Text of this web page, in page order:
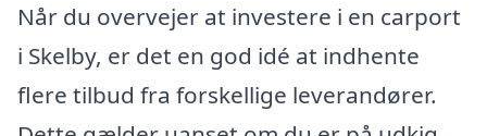
Når du overvejer at investere i en carport
i Skelby, er det en god idé at indhente
flere tilbud fra forskellige leverandører.